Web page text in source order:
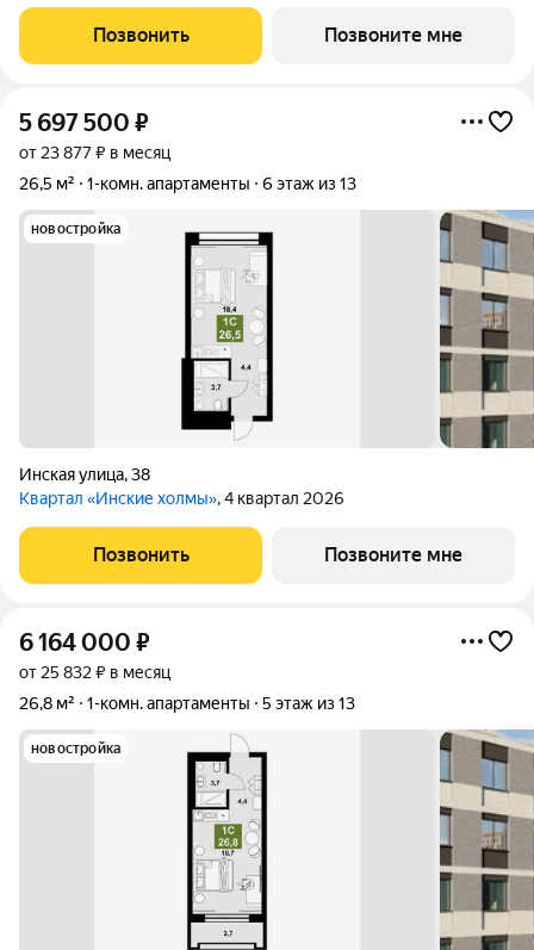
Позвонить Позвоните мне
5 697 500 ₽
от 23 877 ₽ в месяц
26,5 м²
1-комн. апартаменты 6 этаж из 13
новостройка
Инская улица,38
Квартал «Инские холмы», 4 квартал 2026
Позвонить Позвоните мне
6 164 000 ₽
от 25 832 ₽ в месяц
26,8 м²
1-комн. апартаменты 5 этаж из 13
новостройка